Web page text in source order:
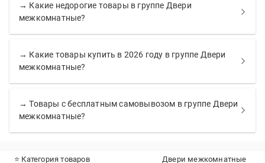
→ Какие недорогие товары в группе Двери
межкомнатные?
→ Какие товары купить в 2026 году в группе Двери
межкомнатные?
→ Товары с бесплатным самовывозом в группе Двери
межкомнатные?
⭐ Категория товаров Двери межкомнатные